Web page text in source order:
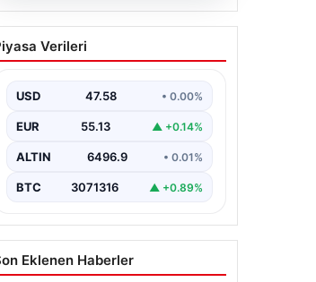
05.08.2026
Mohamed Salah’ı
karşılamaya gelen
pişman ettiler!
Verileri
USD 47.58 • 0.00%
EUR 55.13 ▲ +0.14%
ALTIN 6496.9 • 0.01%
BTC 3071316 ▲ +0.89%
Eklenen Haberler